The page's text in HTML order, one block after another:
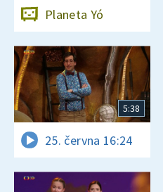
Planeta Yó
5:38
25. června 16:24